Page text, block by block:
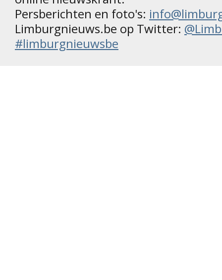
Persberichten en foto's:
Limburgnieuws.be op Twitter:
#limburgnieuwsbe